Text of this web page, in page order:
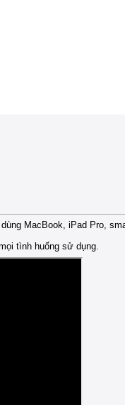
MacBook, iPad Pro,
tình huống sử dụng.